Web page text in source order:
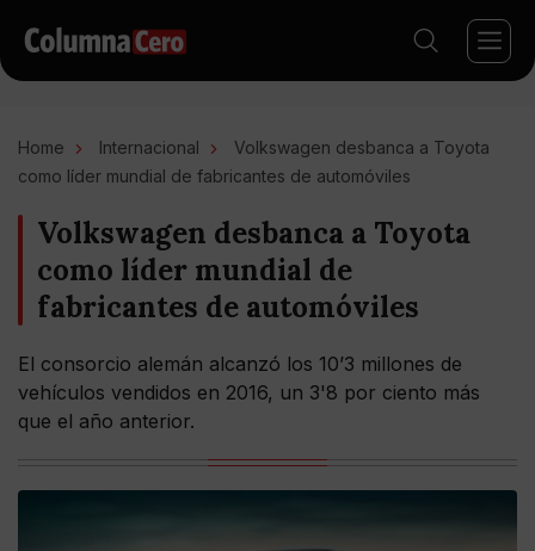
Home Internacional
Volkswagen desbanca a Toyota
como líder mundial de fabricantes de automóviles
Volkswagen desbanca a Toyota
como líder mundial de
fabricantes de automóviles
El consorcio alemán alcanzó los 10’3 millones de
vehículos vendidos en 2016, un 3'8 por ciento más
que el año anterior.